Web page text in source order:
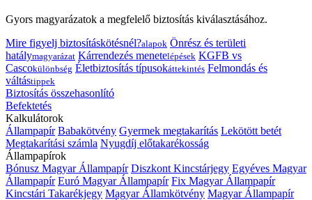
Gyors magyarázatok a megfelelő biztosítás kiválasztásához.
Mire figyelj biztosításkötésnél?alapok Önrész és területi
hatálymagyarázat Kárrendezés menetelépések KGFB vs
Cascokülönbség Életbiztosítás típusokáttekintés Felmondás és
váltástippek
Biztosítás összehasonlító
Befektetés
Kalkulátorok
Állampapír Babakötvény Gyermek megtakarítás Lekötött betét
Megtakarítási számla Nyugdíj előtakarékosság
Állampapírok
Bónusz Magyar Állampapír Diszkont Kincstárjegy Egyéves Magyar
Állampapír Euró Magyar Állampapír Fix Magyar Állampapír
Kincstári Takarékjegy Magyar Államkötvény Magyar Állampapír